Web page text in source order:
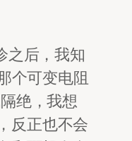
之后，我知
个可变电阻
绝，我想
反正也不会